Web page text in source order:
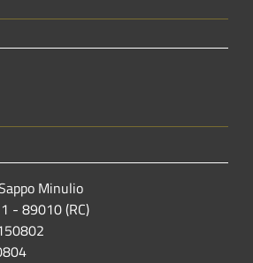
Minulio
- 89010 (RC)